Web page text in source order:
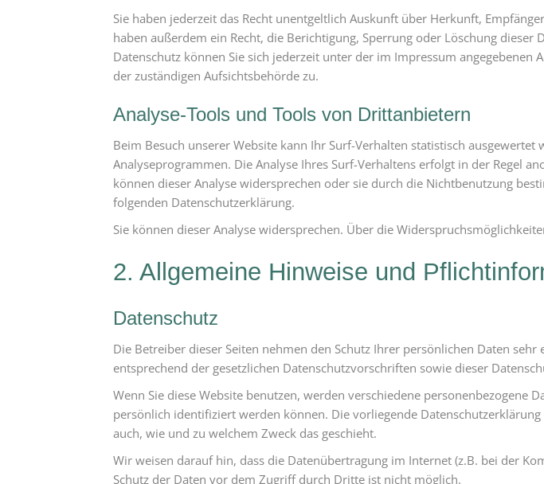
Sie haben jederzeit das Recht unentgeltlich Auskunft über Herkunft,
haben außerdem ein Recht, die Berichtigung, Sperrung oder Löschung
Datenschutz können Sie sich jederzeit unter der im Impressum angegebenen
der zuständigen Aufsichtsbehörde zu.
Analyse-Tools und Tools von Drittanbietern
Beim Besuch unserer Website kann Ihr Surf-Verhalten statistisch
Analyseprogrammen. Die Analyse Ihres Surf-Verhaltens erfolgt in der Regel
können dieser Analyse widersprechen oder sie durch die Nichtbenutzung
folgenden Datenschutzerklärung.
Sie können dieser Analyse widersprechen. Über die
2. Allgemeine Hinweise und
Datenschutz
Die Betreiber dieser Seiten nehmen den Schutz Ihrer persönlichen Daten
entsprechend der gesetzlichen Datenschutzvorschriften sowie dieser
Wenn Sie diese Website benutzen, werden verschiedene personenbezogene
persönlich identifiziert werden können. Die vorliegende
auch, wie und zu welchem Zweck das geschieht.
Wir weisen darauf hin, dass die Datenübertragung im Internet (z.B. bei der
Schutz der Daten vor dem Zugriff durch Dritte ist nicht möglich.